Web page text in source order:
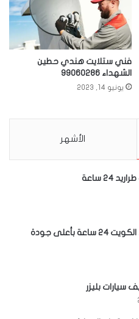
فني ستلايت هندي حطين
الشهداء 99060286
يونيو 14, 2023
الأشهر
24 ساعة
خدمات طراريد الكويت 24 ساعة بأعلى جودة
سيارات بليزر